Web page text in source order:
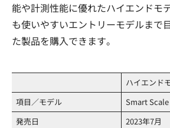
能や計測性能に優れたハイエンドモ
も使いやすいエントリーモデルまで
た製品を購入できます。
ハイエンド
項目／モデル
Smart Scale
発売日
2023年7月